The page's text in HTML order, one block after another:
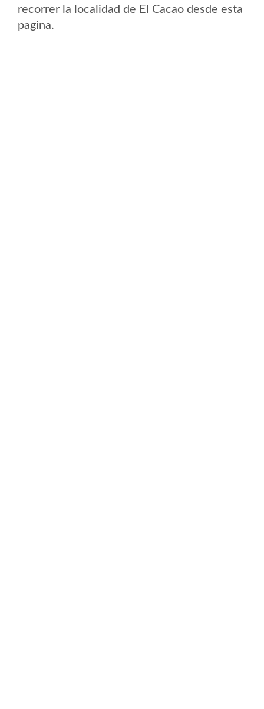
recorrer la localidad de El Cacao desde esta
pagina.